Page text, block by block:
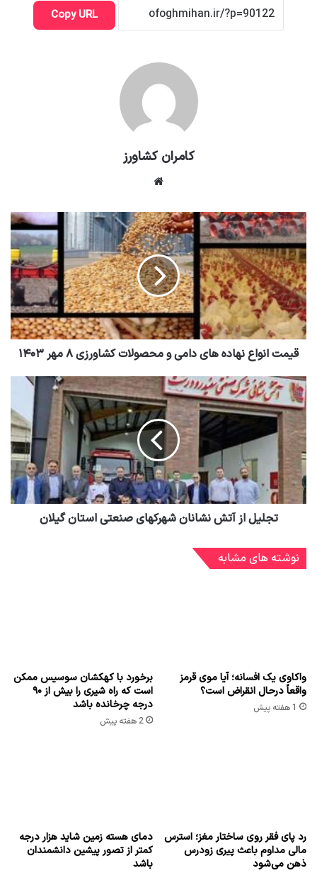
Copy URL
کامران کشاورز
قیمت انواع نهاده های دامی و محصولات کشاورزی ۸ مهر ۱۴۰۳
تجلیل از آتش نشانان شهرکهای صنعتی استان گیلان
نوشته های مشابه
واکاوی یک افسانه؛ آیا موی قرمز
واقعاً درحال انقراض است؟
1 هفته پیش
برخورد با کهکشان سوسیس ممکن
است که راه شیری را بیش از ۹۰
درجه چرخانده باشد
2 هفته پیش
رد پای فقر روی ساختار مغز؛ استرس
مالی مداوم باعث پیری زودرس
ذهن می‌شود
دمای هسته زمین شاید هزار درجه
کمتر از تصور پیشین دانشمندان
باشد